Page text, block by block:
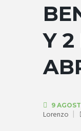
Y 2
9
Lorenzo